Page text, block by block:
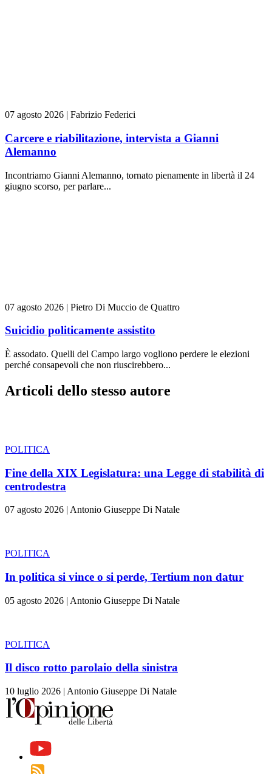
07 agosto 2026 | Fabrizio Federici
Carcere e riabilitazione, intervista a Gianni
Alemanno
Incontriamo Gianni Alemanno, tornato pienamente in libertà il 24
giugno scorso, per parlare...
07 agosto 2026 | Pietro Di Muccio de Quattro
Suicidio politicamente assistito
È assodato. Quelli del Campo largo vogliono perdere le elezioni
perché consapevoli che non riuscirebbero...
Articoli dello stesso autore
POLITICA
Fine della XIX Legislatura: una Legge di stabilità di
centrodestra
07 agosto 2026 | Antonio Giuseppe Di Natale
POLITICA
In politica si vince o si perde, Tertium non datur
05 agosto 2026 | Antonio Giuseppe Di Natale
POLITICA
Il disco rotto parolaio della sinistra
10 luglio 2026 | Antonio Giuseppe Di Natale